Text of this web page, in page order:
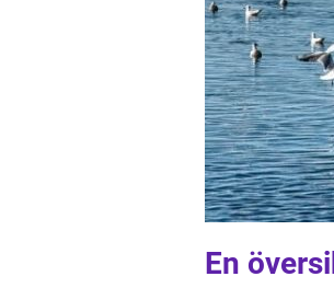
En